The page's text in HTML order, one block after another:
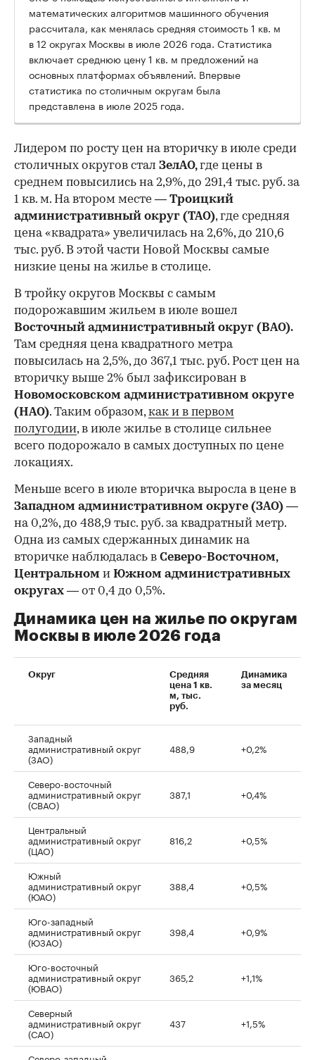
математических алгоритмов машинного обучения
рассчитала, как менялась средняя стоимость 1 кв. м
в 12 округах Москвы в июле 2026 года. Статистика
включает среднюю цену 1 кв. м предложений на
основных платформах объявлений. Впервые
статистика по столичным округам была
представлена в июле 2025 года.
Лидером по росту цен на вторичку в июле среди
столичных округов стал ЗелАО,где цены в
среднем повысились на 2,9%, до 291,4 тыс. руб. за
1 кв. м. На втором месте — Троицкий
административный округ (ТАО), где средняя
цена «квадрата» увеличилась на 2,6%, до 210,6
тыс. руб. В этой части Новой Москвы самые
низкие цены на жилье в столице.
В тройку округов Москвы с самым
подорожавшим жильем в июле вошел
Восточный административный округ (ВАО).
Там средняя цена квадратного метра
повысилась на 2,5%, до 367,1 тыс. руб. Рост цен на
вторичку выше 2% был зафиксирован в
Новомосковском административном округе
(НАО). Таким образом,как и в первом
полугодии, в июле жилье в столице сильнее
всего подорожало в самых доступных по цене
локациях.
Меньше всего в июле вторичка выросла в цене в
Западном административном округе (ЗАО) —
на 0,2%, до 488,9 тыс. руб. за квадратный метр.
Одна из самых сдержанных динамик на
вторичке наблюдалась в Северо-Восточном,
Центральном и Южном административных
округах — от 0,4 до 0,5%.
Динамика цен на жилье по округам
Москвы в июле 2026 года
Округ
Средняя
цена 1 кв.
м, тыс.
руб.
Динамика
за месяц
Западный
административный округ
(ЗАО)
488,9 +0,2%
Северо-восточный
административный округ
(СВАО)
387,1 +0,4%
Центральный
административный округ
(ЦАО)
816,2 +0,5%
Южный
административный округ
(ЮАО)
388,4 +0,5%
Юго-западный
административный округ
(ЮЗАО)
398,4 +0,9%
Юго-восточный
административный округ
(ЮВАО)
365,2 +1,1%
Северный
административный округ
(САО)
437 +1,5%